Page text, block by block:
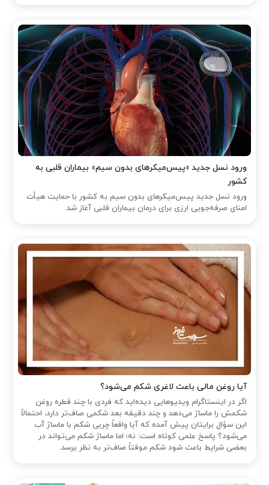
ورود نسل جدید «پیس‌میکرهای بدون سیم» بیماران قلبی به
کشور
ورود نسل جدید پیس‌میکرهای بدون سیم به کشور با حمایت هیأت
امنای صرفه‌جویی ارزی برای درمان بیماران قلبی آغاز شد.
آیا روغن مالی باعث لاغری شکم می‌شود؟
اگر در اینستاگرام ویدیوهایی دیده‌اید که فردی با چند قطره روغن
شکمش را ماساژ می‌دهد و چند دقیقه بعد شکمی صاف‌تر دارد، احتمالاً
این سؤال برایتان پیش آمده که آیا واقعاً چربی شکم با ماساژ آب
می‌شود؟ پاسخ علمی کوتاه است: نه؛ اما ماساژ شکم می‌تواند در
بعضی شرایط باعث شود شکم موقتاً صاف‌تر به نظر برسد.